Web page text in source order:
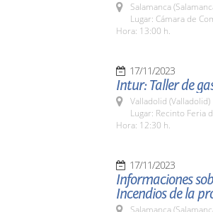
Salamanca
Lugar: Cámara de
Hora: 13:00 h.
17/11/2023
Intur: Taller de
Valladolid (Valladolid)
Lugar: Recinto Feria
Hora: 12:30 h.
17/11/2023
Informaciones
Incendios de la
Salamanca